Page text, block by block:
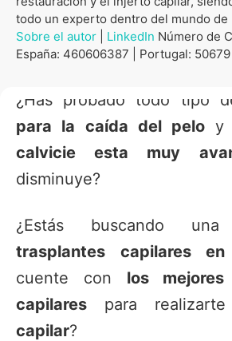
todo un experto dentro del mundo de
Sobre el autor
LinkedIn Número de
España: 460606387 | Portugal: 50679
¿Has probado todo tipo
para la caída del pelo y
calvicie esta muy
disminuye?
¿Estás buscando una
trasplantes capilares en
cuente con los mejores
capilares para
capilar?